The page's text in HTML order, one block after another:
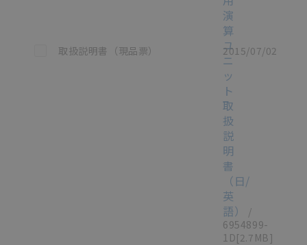
この資料を選択
取扱説明書（現品票）
演
算
ユ
ニ
ッ
ト
取
扱
説
明
書
（日/
英
語）
/
6954899-
1D[2.7MB]
2015/07/02